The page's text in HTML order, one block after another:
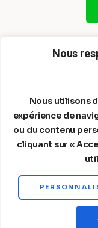
Nous
Nous utilisons
expérience de
ou du contenu
cliquant sur «